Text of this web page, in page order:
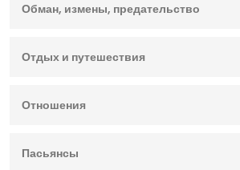
Обман, измены, предательство
Отдых и путешествия
Отношения
Пасьянсы